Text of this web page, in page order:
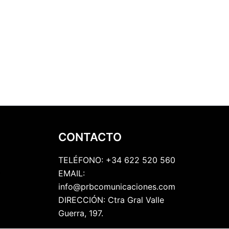
CONTACTO
TELÉFONO: +34 622 520 560
EMAIL:
info@prbcomunicaciones.com
DIRECCIÓN: Ctra Gral Valle
Guerra, 197.